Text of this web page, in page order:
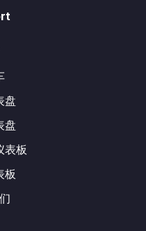
盘
盘
表板
板